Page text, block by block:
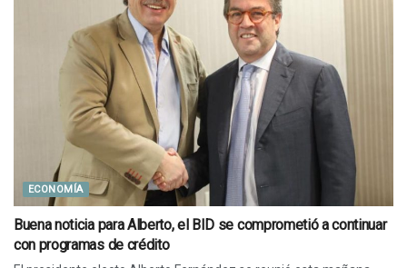
ECONOMÍA
Buena noticia para Alberto, el BID se comprometió a continuar
con programas de crédito